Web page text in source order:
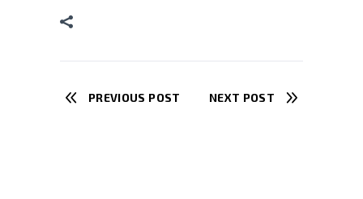
PREVIOUS POST NEXT POST